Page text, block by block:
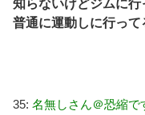
知らないけどジムに行
普通に運動しに行って
35: 名無しさん＠恐縮で